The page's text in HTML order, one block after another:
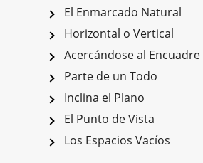
El Enmarcado Natural
Horizontal o Vertical
Acercándose al Encuadre
Parte de un Todo
Inclina el Plano
El Punto de Vista
Los Espacios Vacíos